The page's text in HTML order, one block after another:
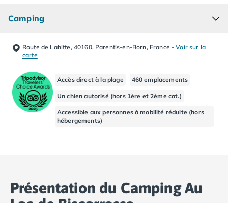
Camping Sanguinet
Camping Seignosse
Camping Vieux Boucau les Bains
Camping Pyrénées Atlantiques
Camping Biarritz
Camping Bidart
Camping Hendaye
Camping Saint Jean de Luz
Camping Houlgate
Camping
Route de Lahitte, 40160, Parentis-en-Born, France -Voir sur la
carte
Accès direct à la plage 460 emplacements
Un chien autorisé (hors 1ère et 2ème cat.)
Accessible aux personnes à mobilité réduite (hors
hébergements)
Présentation du Camping Au